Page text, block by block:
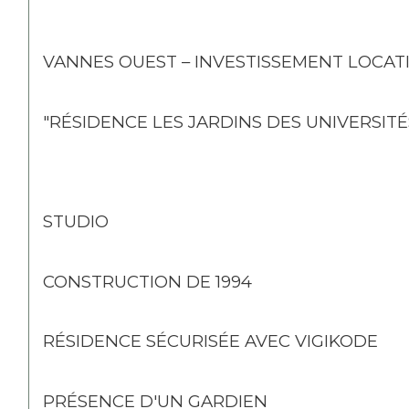
VANNES OUEST – INVESTISSEMENT
"RÉSIDENCE LES JARDINS DES
STUDIO
CONSTRUCTION DE 1994
RÉSIDENCE SÉCURISÉE AVEC VIGIKODE
PRÉSENCE D'UN GARDIEN